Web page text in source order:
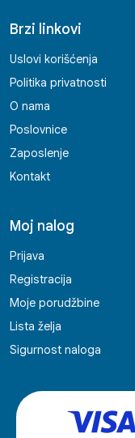
Brzi linkovi
Uslovi korišćenja
Politika privatnosti
O nama
Poslovnice
Zaposlenje
Kontakt
Moj nalog
Prijava
Registracija
Moje porudžbine
Lista želja
Sigurnost naloga